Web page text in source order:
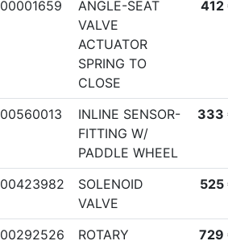
00001659
ANGLE-SEAT
VALVE
ACTUATOR
SPRING TO
CLOSE
412
00560013
INLINE SENSOR-
FITTING W/
PADDLE WHEEL
333
00423982
SOLENOID
VALVE
525
00292526
ROTARY
729